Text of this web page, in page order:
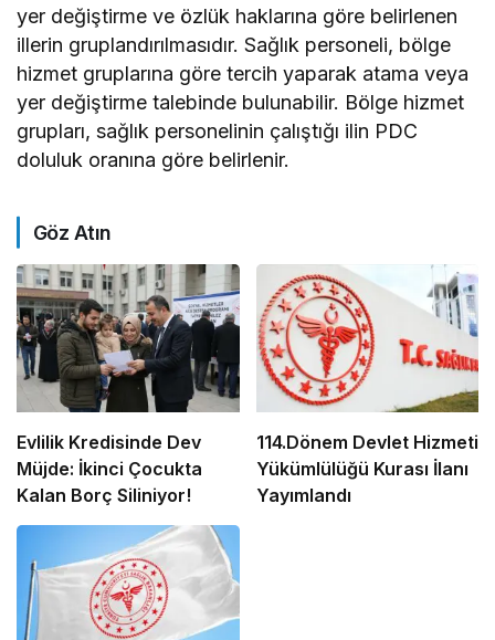
yer değiştirme ve özlük haklarına göre belirlenen
illerin gruplandırılmasıdır. Sağlık personeli, bölge
hizmet gruplarına göre tercih yaparak atama veya
yer değiştirme talebinde bulunabilir. Bölge hizmet
grupları, sağlık personelinin çalıştığı ilin PDC
doluluk oranına göre belirlenir.
Göz Atın
Evlilik Kredisinde Dev
Müjde: İkinci Çocukta
Kalan Borç Siliniyor!
114.Dönem Devlet Hizmeti
Yükümlülüğü Kurası İlanı
Yayımlandı